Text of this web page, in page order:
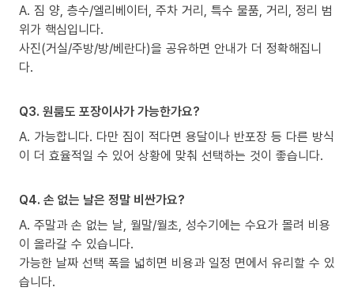
A. 짐 양, 층수/엘리베이터, 주차 거리, 특수 물품, 거리, 정리 범
위가 핵심입니다.
사진(거실/주방/방/베란다)을 공유하면 안내가 더 정확해집니
다.
Q3. 원룸도 포장이사가 가능한가요?
A. 가능합니다. 다만 짐이 적다면 용달이나 반포장 등 다른 방식
이 더 효율적일 수 있어 상황에 맞춰 선택하는 것이 좋습니다.
Q4. 손 없는 날은 정말 비싼가요?
A. 주말과 손 없는 날, 월말/월초, 성수기에는 수요가 몰려 비용
이 올라갈 수 있습니다.
가능한 날짜 선택 폭을 넓히면 비용과 일정 면에서 유리할 수 있
습니다.